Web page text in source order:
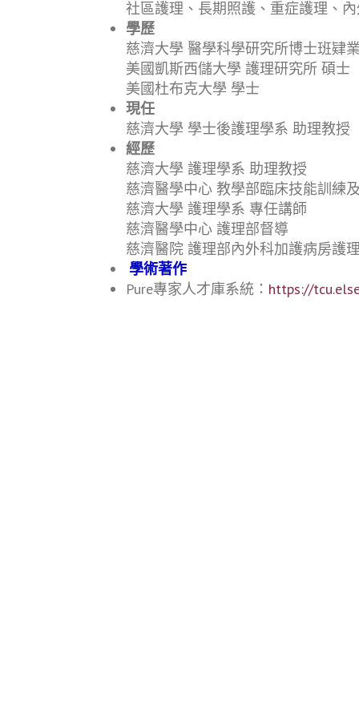
社區護理、長期照護、重症護理、
學歷
慈濟大學 醫學科學研究所博士班肄
美國凱斯西儲大學 護理研究所 碩士
美國杜布克大學 學士
現任
慈濟大學 學士後護理學系 助理教授
經歷
慈濟大學 護理學系 助理教授
慈濟醫學中心 教學部臨床技能訓練
慈濟大學 護理學系 專任講師
慈濟醫學中心 護理部督導
慈濟醫院 護理部內外科加護病房護
學術著作
Pure專家人才庫系統： https://